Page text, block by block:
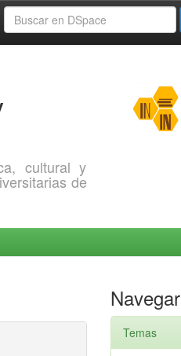
cultural y
de
Navegar
Temas